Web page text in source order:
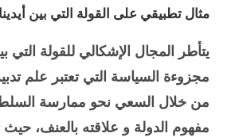
مثال تطبيقي على القولة التي بين
يتأطر المجال الإشكالي للقولة التي
مجزوءة السياسة التي تعتبر علم
من خلال السعي نحو ممارسة
مفهوم الدولة و علاقته بالعنف،